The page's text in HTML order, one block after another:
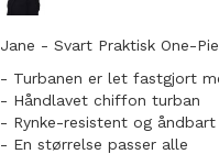
Jane - Svart Praktisk One-
- Turbanen er let fastgjort
- Håndlavet chiffon turban
- Rynke-resistent og
​- En størrelse passer alle